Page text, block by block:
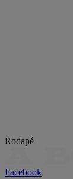
Rodapé
Facebook